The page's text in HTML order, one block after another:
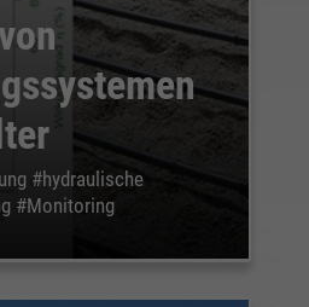
#hydraulische
#Monitoring